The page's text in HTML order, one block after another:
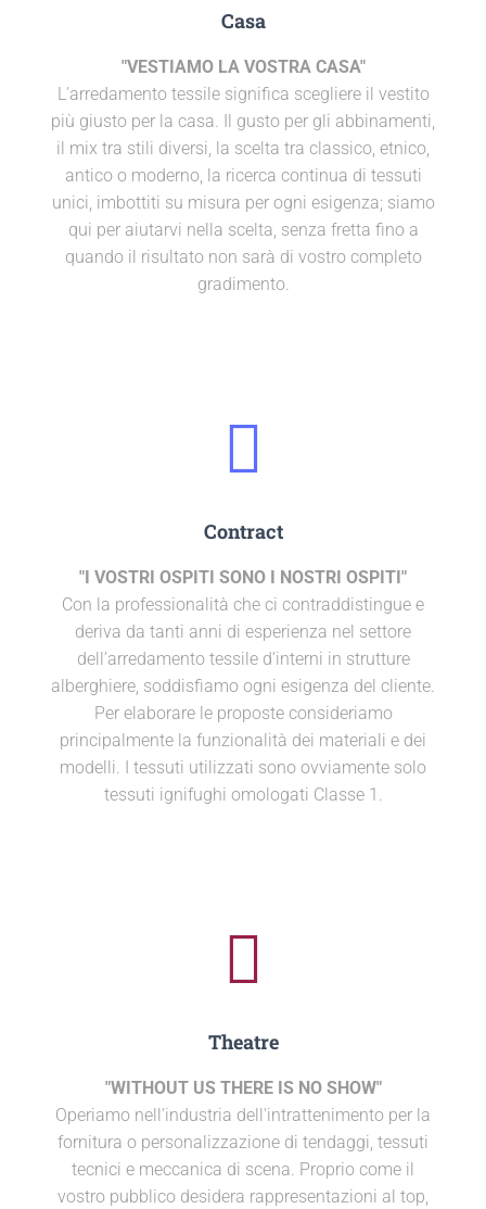
Casa
"VESTIAMO LA VOSTRA CASA"
L'arredamento tessile significa scegliere il vestito
più giusto per la casa. Il gusto per gli abbinamenti,
il mix tra stili diversi, la scelta tra classico, etnico,
antico o moderno, la ricerca continua di tessuti
unici, imbottiti su misura per ogni esigenza; siamo
qui per aiutarvi nella scelta, senza fretta fino a
quando il risultato non sarà di vostro completo
gradimento.
Contract
"I VOSTRI OSPITI SONO I NOSTRI OSPITI"
Con la professionalità che ci contraddistingue e
deriva da tanti anni di esperienza nel settore
dell’arredamento tessile d’interni in strutture
alberghiere, soddisfiamo ogni esigenza del cliente.
Per elaborare le proposte consideriamo
principalmente la funzionalità dei materiali e dei
modelli. I tessuti utilizzati sono ovviamente solo
tessuti ignifughi omologati Classe 1.
Theatre
"WITHOUT US THERE IS NO SHOW"
Operiamo nell'industria dell'intrattenimento per la
fornitura o personalizzazione di tendaggi, tessuti
tecnici e meccanica di scena. Proprio come il
vostro pubblico desidera rappresentazioni al top,